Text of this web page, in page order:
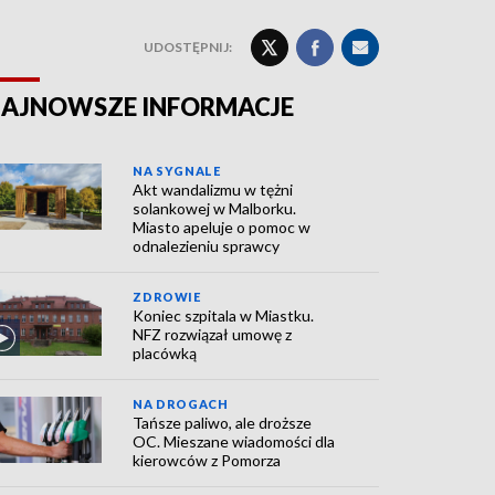
UDOSTĘPNIJ:
INFORMACJE
NA SYGNALE
Akt wandalizmu w tężni
solankowej w Malborku.
Miasto apeluje o pomoc w
odnalezieniu sprawcy
ZDROWIE
Koniec szpitala w Miastku.
NFZ rozwiązał umowę z
placówką
NA DROGACH
Tańsze paliwo, ale droższe
OC. Mieszane wiadomości dla
kierowców z Pomorza